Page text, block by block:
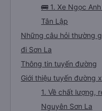
🚌 1. Xe Ngọc
Tân Lập
Những câu hỏi thường
đi Sơn La
Thông tin tuyến đường
Giới thiệu tuyến đường
1. Về chất lượng,
Nguyên Sơn La